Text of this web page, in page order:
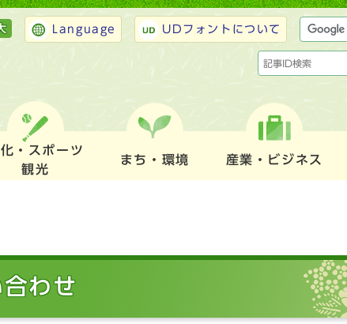
Language UDフォントについて
・スポーツ
観光
まち・環境 産業・ビジネス
わせ